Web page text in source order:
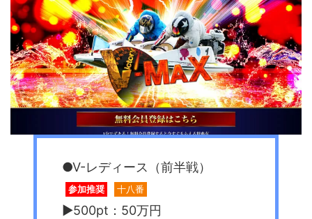
●V-レディース（前半戦）
参加推奨 十八番
▶︎500pt：50万円